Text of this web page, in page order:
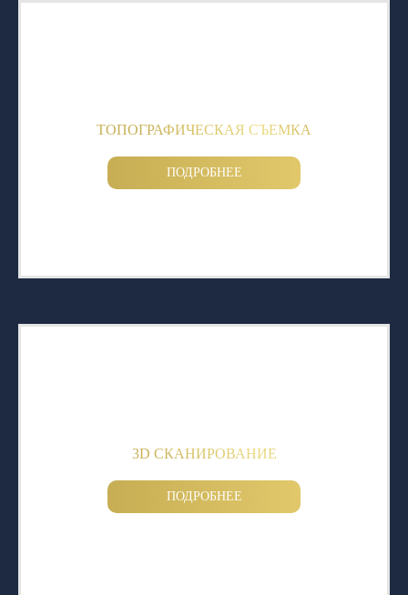
ТОПОГРАФИЧЕСКАЯ СЪЕМКА
ПОДРОБНЕЕ
3D СКАНИРОВАНИЕ
ПОДРОБНЕЕ